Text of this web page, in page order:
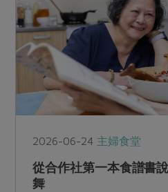
2026-06-24 主婦食堂
從合作社第一本食譜書
舞